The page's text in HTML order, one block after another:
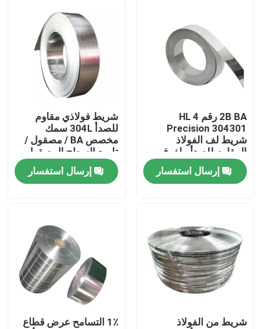
المنتجات
فيديوهات
جولة في المصنع
مراقبة الجودة
أخبار
اطلب اقتباس
صفائح الفولاذ المقاوم للصدأ
2B BA رقم 4 HL
Precision 304301
شريط لف الفولاذ
المقاوم للصدأ ملفوف
على البارد
إرسال استفسار
شريط فولاذي مقاوم
للصدأ 304L سمك
مخصص BA / مصقول /
تلميع السطح المصقول
إرسال استفسار
شريط من الفولاذ
1٪ التسامح عرض قطاع